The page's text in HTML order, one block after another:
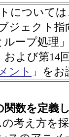
について
ジェクト
ープ処理
および第14
ント 」を
数を定義
考え方を